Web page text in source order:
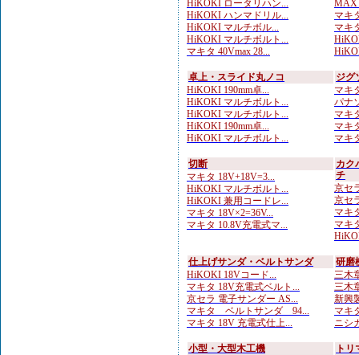
HiKOKI ロータリハン...
HiKOKI ハンマドリル...
HiKOKI マルチボル...
HiKOKI マルチボルト...
マキタ 40Vmax 28...
MAX
マキ
マキ
卓上・スライド丸ノコ
HiKOKI 190mm卓...
HiKOKI マルチボルト...
HiKOKI マルチボルト...
HiKOKI 190mm卓...
HiKOKI マルチボルト...
ジグ
マキ
パナ
マキ
マキ
マキ
切断
マキタ 18V+18V=3...
HiKOKI マルチボルト...
HiKOKI 兼用コードレ...
マキタ 18V×2=36V...
マキタ 10.8V充電式マ...
カク
チ
京セ
京セ
マキ
マキ
仕上げサンダ・ベルトサンダ
HiKOKI 18Vコード...
マキタ 18V充電式ベルト...
京セラ 電子サンダー AS...
マキタ ベルトサンダ 94...
マキタ 18V 充電式仕上...
研磨
三木
三木
新興
マキ
ニシ
小型・大型木工機
ト